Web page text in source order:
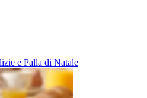
e Palla di Natale